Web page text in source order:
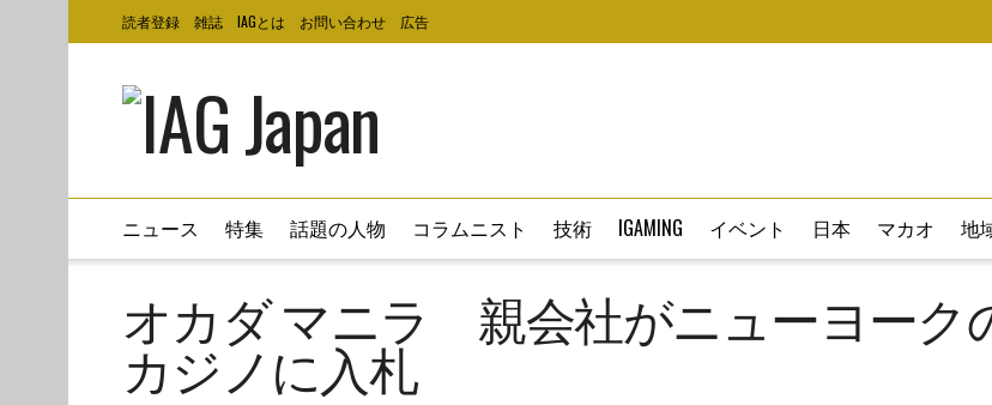
読者登録 雑誌 IAGとは お問い合わせ 広告
ニュース 特集 話題の人物 コラムニスト 技術 IGAMING イベント 日本 マカオ 地
オカダ マニラ 親会社がニューヨーク
カジノに入札